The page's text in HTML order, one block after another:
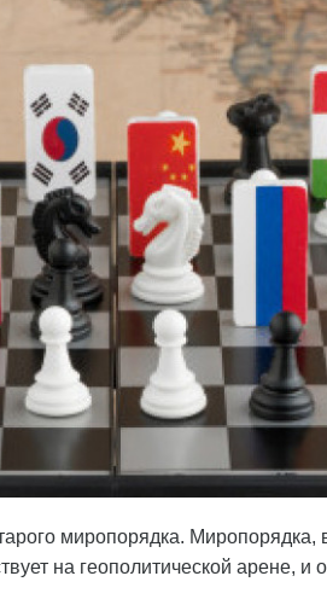
миропорядка. Миропорядка,
на геополитической арене, и